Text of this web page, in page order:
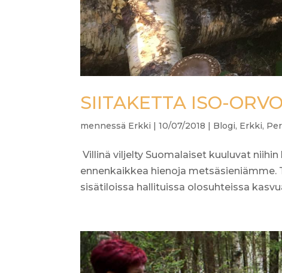
SIITAKETTA ISO-
mennessä Erkki |10/07/2018 Blogi, Erkki,
Villinä viljelty Suomalaiset kuuluvat
ennenkaikkea hienoja
sisätiloissa hallituissa olosuhteissa